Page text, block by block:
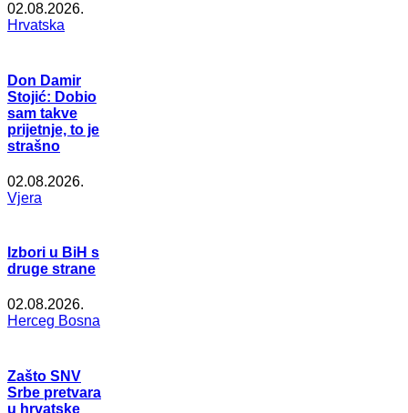
02.08.2026.
Hrvatska
Don Damir
Stojić: Dobio
sam takve
prijetnje, to je
strašno
02.08.2026.
Vjera
Izbori u BiH s
druge strane
02.08.2026.
Herceg Bosna
Zašto SNV
Srbe pretvara
u hrvatske